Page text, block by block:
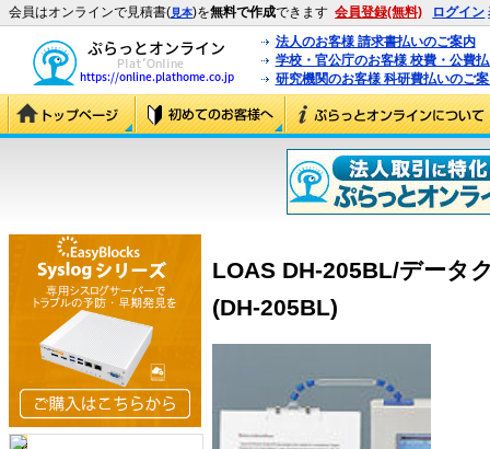
会員はオンラインで見積書(見本)を無料で作成できます 会員登録(無料) ログイン
法人のお客様 請求書払いのご案内
学校・官公庁のお客様 校費・公費
研究機関のお客様 科研費払いのご
LOAS DH-205BL/データ
(DH-205BL)